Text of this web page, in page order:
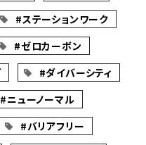
#ステーションワーク
#ゼロカーボン
#ダイバーシティ
#ニューノーマル
#バリアフリー